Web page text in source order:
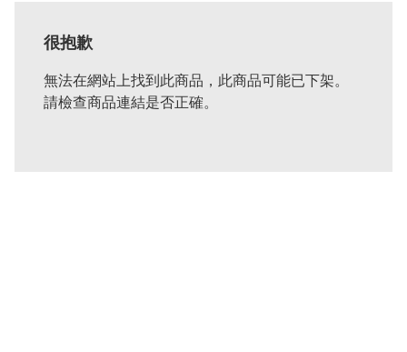
很抱歉
無法在網站上找到此商品，此商品可能已下架。
請檢查商品連結是否正確。